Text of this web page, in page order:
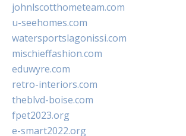
johnlscotthometeam.com
u-seehomes.com
watersportslagonissi.com
mischieffashion.com
eduwyre.com
retro-interiors.com
theblvd-boise.com
fpet2023.org
e-smart2022.org